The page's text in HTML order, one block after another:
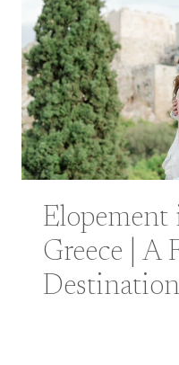
Elopement
Greece | A
Destination